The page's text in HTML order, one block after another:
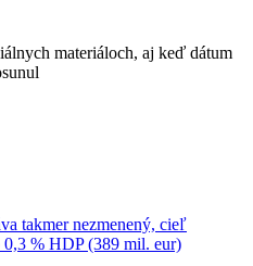
materiáloch, aj keď dátum
takmer nezmenený, cieľ
% HDP (389 mil. eur)